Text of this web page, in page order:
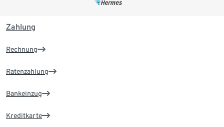
Zahlung
Rechnung
Ratenzahlung
Bankeinzug
Kreditkarte